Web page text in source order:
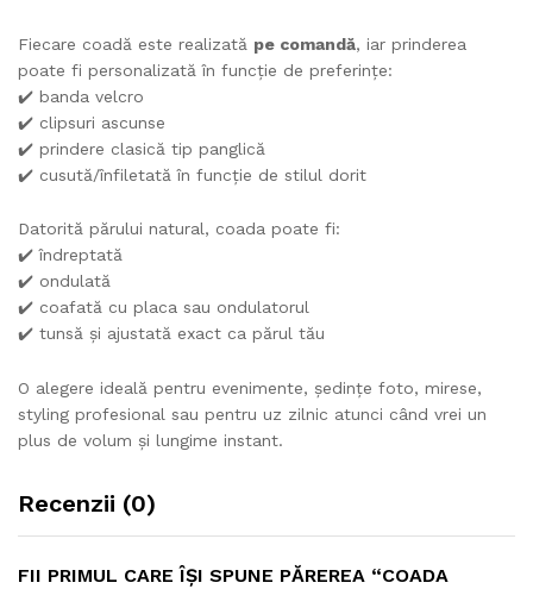
Fiecare coadă este realizată pe comandă, iar prinderea
poate fi personalizată în funcție de preferințe:
✔️ banda velcro
✔️ clipsuri ascunse
✔️ prindere clasică tip panglică
✔️ cusută/înfiletată în funcție de stilul dorit
Datorită părului natural, coada poate fi:
✔️ îndreptată
✔️ ondulată
✔️ coafată cu placa sau ondulatorul
✔️ tunsă și ajustată exact ca părul tău
O alegere ideală pentru evenimente, ședințe foto, mirese,
styling profesional sau pentru uz zilnic atunci când vrei un
plus de volum și lungime instant.
Recenzii (0)
FII PRIMUL CARE ÎȘI SPUNE PĂREREA “COADA